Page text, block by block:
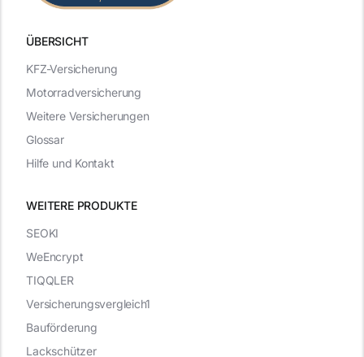
ÜBERSICHT
WEITERE PRODUKTE
KFZ-Versicherung
Motorradversicherung
Weitere Versicherungen
Glossar
Hilfe und Kontakt
SEOKI
WeEncrypt
TIQQLER
Versicherungsvergleich1
Bauförderung
Lackschützer